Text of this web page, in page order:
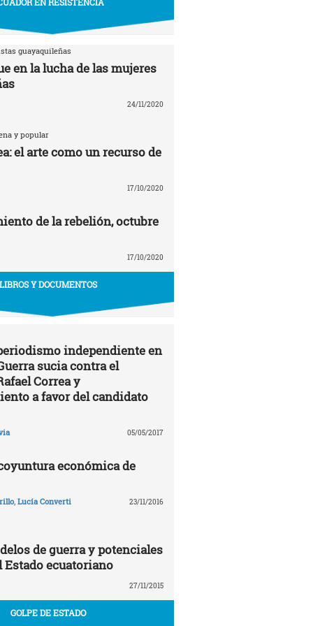
guayaquileñas
en la lucha de las mujeres
24/11/2020
y popular
el arte como un recurso de
17/10/2020
de la rebelión, octubre
17/10/2020
Y DOCUMENTOS
independiente en
sucia contra el
Correa y
a favor del candidato
05/05/2017
económica de
, Lucía Converti 23/11/2016
de guerra y potenciales
Estado ecuatoriano
27/11/2015
GOLPE DE ESTADO